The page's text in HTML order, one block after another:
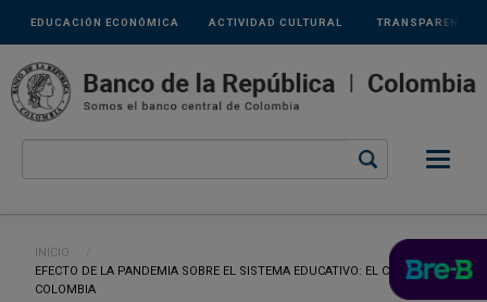
Pasar al contenido principal
Links
secundarios
ACTIVIDAD CULTURAL
EDUCACIÓN ECONÓMICA TRANSPARENCIA
Ruta de navegación
INICIO
CURRENT:
EFECTO DE LA PANDEMIA SOBRE EL SISTEMA EDUCATIVO: EL CASO DE
COLOMBIA